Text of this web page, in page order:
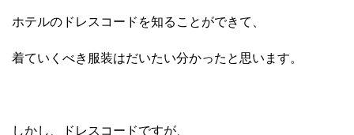
ホテルのドレスコードを知ることができて、
着ていくべき服装はだいたい分かったと思います。
しかし、ドレスコードですが、